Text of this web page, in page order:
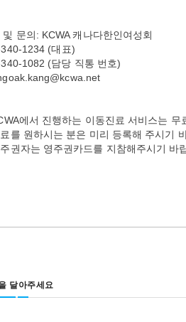
및 문의: KCWA 캐나다한인여성회
1234 (대표)
1082 (담당 직통 번호)
에서 진행하는 이동진료 서비스는 무
를 원하시는 분은 미리 등록해 주시기
권자는 영주권카드를 지참해주시기 바
달아주세요